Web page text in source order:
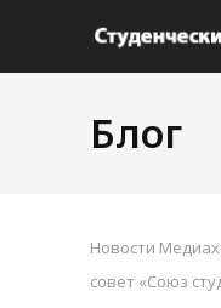
Блог
Новости
совет «Союз